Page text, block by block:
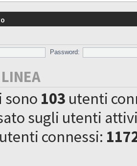
Password:
LINEA
sono 103 utenti
sugli utenti
connessi: